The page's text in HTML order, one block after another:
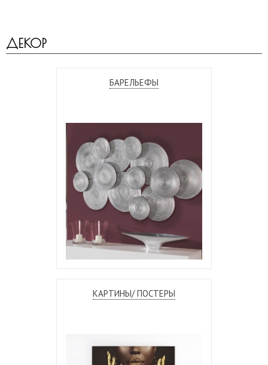
ДЕКОР
БАРЕЛЬЕФЫ
КАРТИНЫ/ ПОСТЕРЫ